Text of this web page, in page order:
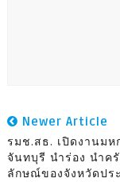
Newer Article
รมช.สธ. เปิดงานมห
จันทบุรี นำร่อง นำค
ลักษณ์ของจังหวัดปร